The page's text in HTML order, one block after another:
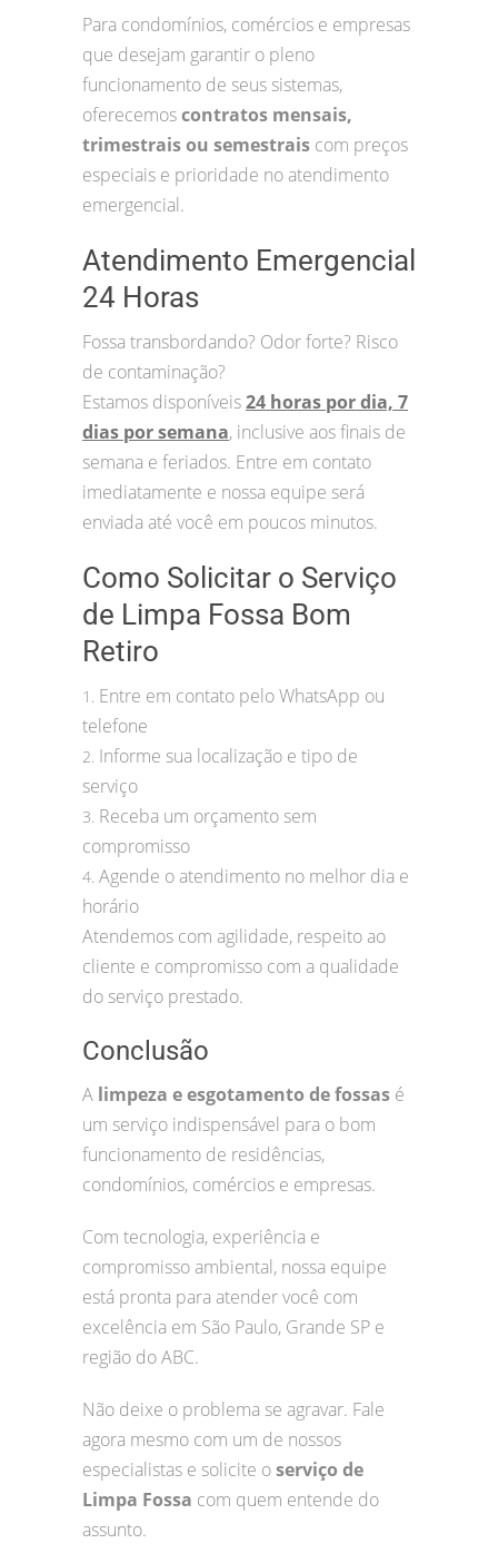
Para condomínios, comércios e empresas
que desejam garantir o pleno
funcionamento de seus sistemas,
oferecemoscontratos mensais,
trimestrais ou semestrais com preços
especiais e prioridade no atendimento
emergencial.
Atendimento Emergencial
24 Horas
Fossa transbordando? Odor forte? Risco
de contaminação?
Estamos disponíveis24 horas por dia, 7
dias por semana, inclusive aos finais de
semana e feriados. Entre em contato
imediatamente e nossa equipe será
enviada até você em poucos minutos.
Como Solicitar o Serviço
de Limpa Fossa Bom
Retiro
1. Entre em contato pelo WhatsApp ou
telefone
2. Informe sua localização e tipo de
serviço
3. Receba um orçamento sem
compromisso
4. Agende o atendimento no melhor dia e
horário
Atendemos com agilidade, respeito ao
cliente e compromisso com a qualidade
do serviço prestado.
Conclusão
A limpeza e esgotamento de fossas é
um serviço indispensável para o bom
funcionamento de residências,
condomínios, comércios e empresas.
Com tecnologia, experiência e
compromisso ambiental, nossa equipe
está pronta para atender você com
excelência em São Paulo, Grande SP e
região do ABC.
Não deixe o problema se agravar. Fale
agora mesmo com um de nossos
especialistas e solicite oserviço de
Limpa Fossa com quem entende do
assunto.